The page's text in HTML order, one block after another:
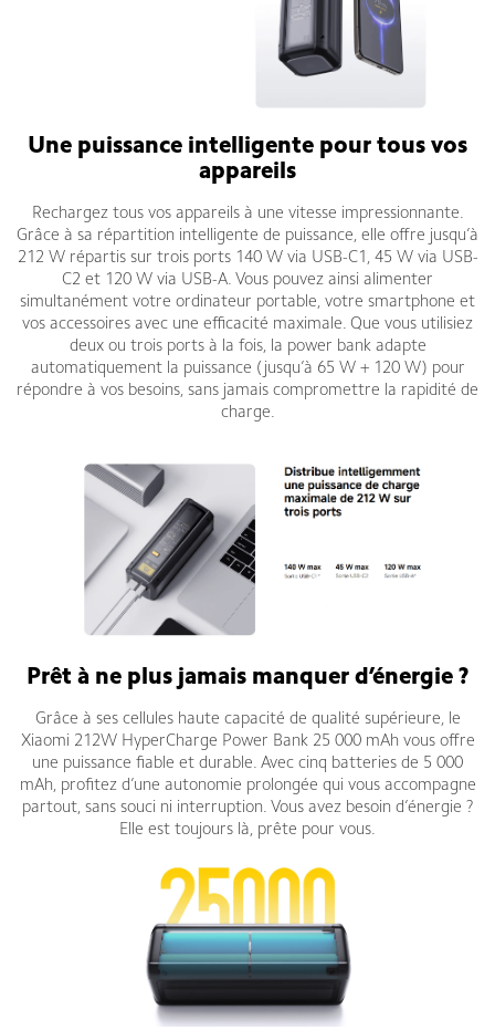
Une puissance intelligente pour tous vos
appareils
Rechargez tous vos appareils à une vitesse impressionnante.
Grâce à sa répartition intelligente de puissance, elle offre jusqu’à
212 W répartis sur trois ports 140 W via USB-C1, 45 W via USB-
C2 et 120 W via USB-A. Vous pouvez ainsi alimenter
simultanément votre ordinateur portable, votre smartphone et
vos accessoires avec une efficacité maximale. Que vous utilisiez
deux ou trois ports à la fois, la power bank adapte
automatiquement la puissance (jusqu’à 65 W + 120 W) pour
répondre à vos besoins, sans jamais compromettre la rapidité de
charge.
Prêt à ne plus jamais manquer d’énergie ?
Grâce à ses cellules haute capacité de qualité supérieure, le
Xiaomi 212W HyperCharge Power Bank 25 000 mAh vous offre
une puissance fiable et durable. Avec cinq batteries de 5 000
mAh, profitez d’une autonomie prolongée qui vous accompagne
partout, sans souci ni interruption. Vous avez besoin d’énergie ?
Elle est toujours là, prête pour vous.